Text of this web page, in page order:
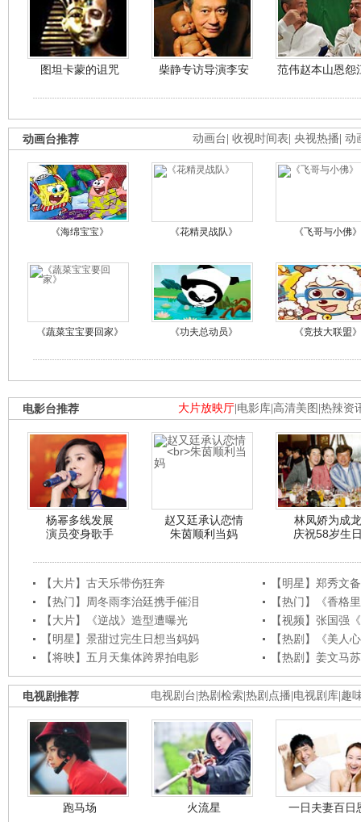
图坦卡蒙的诅咒 柴静专访导演李安 范伟赵本山恩怨
动画台 收视时间表 央视热播 动
动画台推荐
《海绵宝宝》 《花精灵战队》 《飞哥与小佛》
《蔬菜宝宝要回家》 《功夫总动员》 《竞技大联盟》
大片放映厅 电影库 高清美图 热辣资
电影台推荐
杨幂多线发展
演员变身歌手
赵又廷承认恋情
朱茵顺利当妈
林凤娇为成龙
庆祝58岁生
【大片】古天乐带伤狂奔
【明星】郑秀文
【热门】周冬雨李治廷携手催泪
【热门】《香格
【大片】《逆战》造型遭曝光
【视频】张国强
【明星】景甜过完生日想当妈妈
【热剧】《美人
【将映】五月天集体跨界拍电影
【热剧】姜文马
电视剧台 热剧检索 热剧点播 电视剧库 趣
电视剧推荐
跑马场 火流星 一日夫妻百日